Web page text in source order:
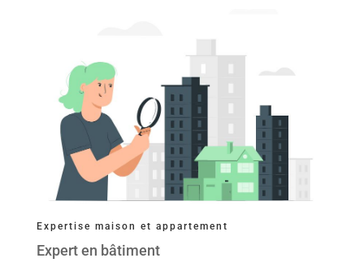
Expertise maison et appartement
Expert en bâtiment